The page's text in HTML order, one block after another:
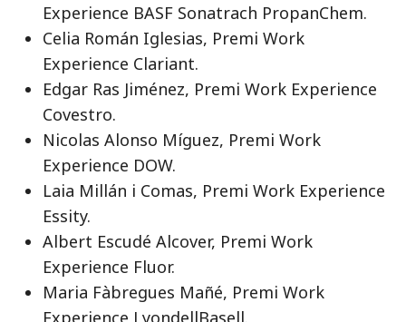
Experience BASF Sonatrach PropanChem.
Celia Román Iglesias, Premi Work
Experience Clariant.
Edgar Ras Jiménez, Premi Work Experience
Covestro.
Nicolas Alonso Míguez, Premi Work
Experience DOW.
Laia Millán i Comas, Premi Work Experience
Essity.
Albert Escudé Alcover, Premi Work
Experience Fluor.
Maria Fàbregues Mañé, Premi Work
Experience LyondellBasell.